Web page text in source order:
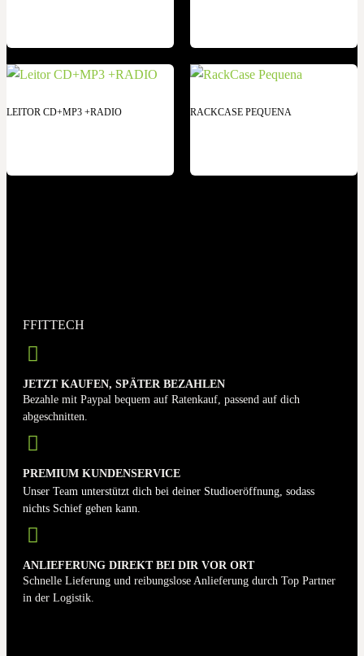
LEITOR CD+MP3 +RADIO RACKCASE PEQUENA
FFITTECH
JETZT KAUFEN, SPÄTER BEZAHLEN
Bezahle mit Paypal bequem auf Ratenkauf, passend auf dich
abgeschnitten.
PREMIUM KUNDENSERVICE
Unser Team unterstützt dich bei deiner Studioeröffnung, sodass
nichts Schief gehen kann.
ANLIEFERUNG DIREKT BEI DIR VOR ORT
Schnelle Lieferung und reibungslose Anlieferung durch Top Partner
in der Logistik.